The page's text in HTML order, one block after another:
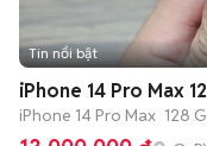
Tin nổi bật
iPhone 14 Pro Max
iPhone 14 Pro Max 128